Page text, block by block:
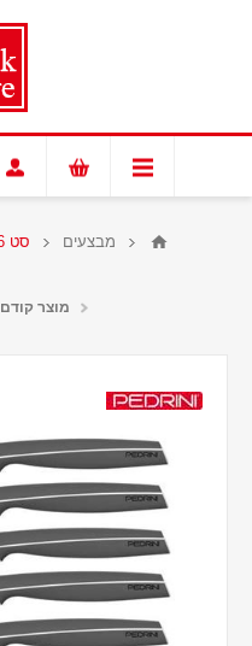
מבצעים סט 6 סכיני סטייק מאסטר PEDRINI
מוצר קודם